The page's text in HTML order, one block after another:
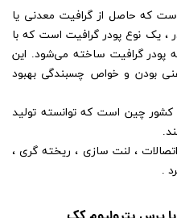
که حاصل از گرافیت معدنی یا
، یک نوع پودر گرافیت است که با
پودر گرافیت ساخته می‌شود. این
بودن و خواص چسبندگی بهبود
کشور چین است که توانسته تولید
، لنت سازی ، ریخته گری ،
.